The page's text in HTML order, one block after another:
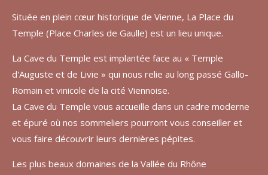
Située en plein cœur historique de Vienne, La Place du
Temple (Place Charles de Gaulle) est un lieu unique.
La Cave du Temple est implantée face au « Temple
d'Auguste et de Livie » qui nous relie au long passé Gallo-
Romain et vinicole de la cité Viennoise.
La Cave du Temple vous accueille dans un cadre moderne
et épuré où nos sommeliers pourront vous conseiller et
vous faire découvrir leurs dernières pépites.
Les plus beaux domaines de la Vallée du Rhône